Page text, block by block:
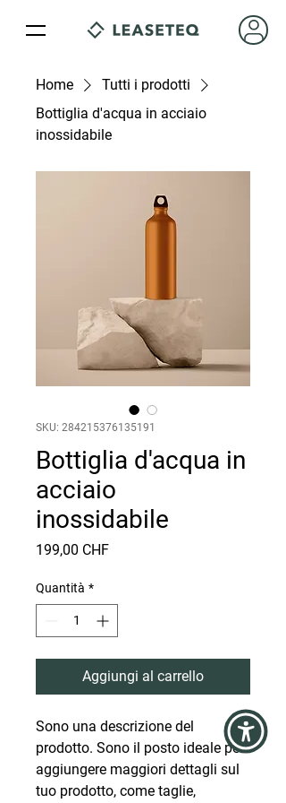
Home
Tutti i prodotti
Bottiglia d'acqua in acciaio
inossidabile
SKU: 284215376135191
Bottiglia d'acqua in
acciaio
inossidabile
199,00 CHFPrezzo
Quantità *
Aggiungi al carrello
Sono una descrizione del
prodotto. Sono il posto ideale per
aggiungere maggiori dettagli sul
tuo prodotto, come taglie,